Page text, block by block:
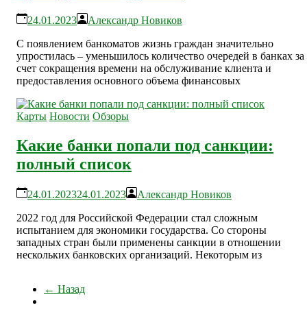
24.01.2023
Александр Новиков
С появлением банкоматов жизнь граждан значительно
упростилась – уменьшилось количество очередей в банках за
счет сокращения времени на обслуживание клиента и
предоставления основного объема финансовых
Карты Новости Обзоры
Какие банки попали под санкции:
полный список
24.01.202324.01.2023
Александр Новиков
2022 год для Российской Федерации стал сложным
испытанием для экономики государства. Со стороны
западных стран были применены санкции в отношении
нескольких банковских организаций. Некоторым из
← Назад